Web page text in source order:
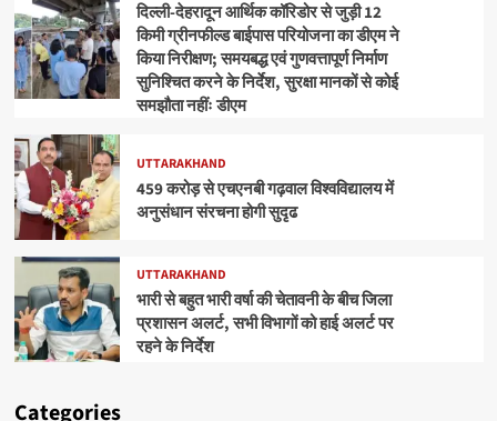
दिल्ली-देहरादून आर्थिक कॉरिडोर से जुड़ी 12
किमी ग्रीनफील्ड बाईपास परियोजना का डीएम ने
किया निरीक्षण; समयबद्ध एवं गुणवत्तापूर्ण निर्माण
सुनिश्चित करने के निर्देश, सुरक्षा मानकों से कोई
समझौता नहींः डीएम
UTTARAKHAND
459 करोड़ से एचएनबी गढ़वाल विश्वविद्यालय में
अनुसंधान संरचना होगी सुदृढ
UTTARAKHAND
भारी से बहुत भारी वर्षा की चेतावनी के बीच जिला
प्रशासन अलर्ट, सभी विभागों को हाई अलर्ट पर
रहने के निर्देश
Categories